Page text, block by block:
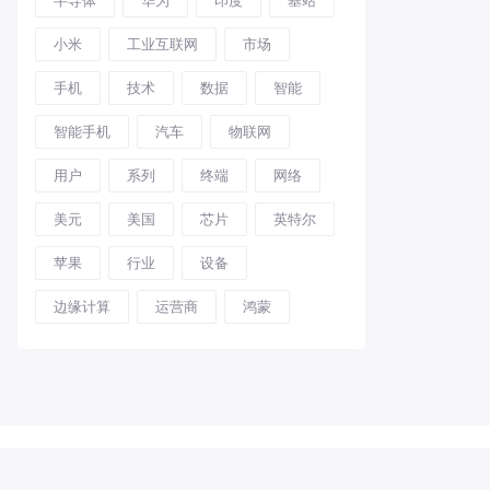
小米 工业互联网 市场
手机 技术 数据 智能
智能手机 汽车 物联网
用户 系列 终端 网络
美元 美国 芯片 英特尔
苹果 行业 设备
边缘计算 运营商 鸿蒙